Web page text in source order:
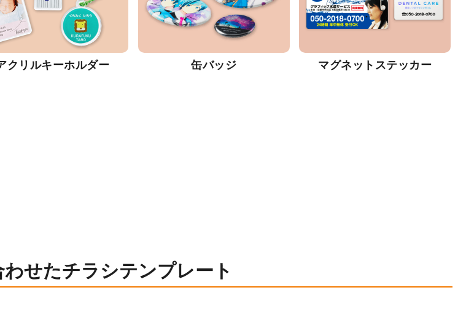
クリルキーホルダー 缶バッジ マグネットステッカー
せたチラシテンプレート